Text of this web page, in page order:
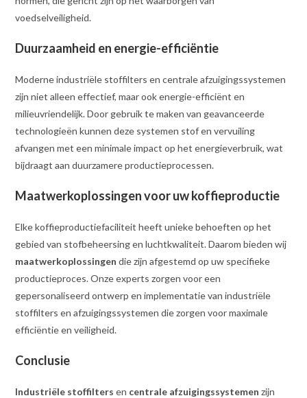
voedselveiligheid.
Duurzaamheid en energie-efficiëntie
Moderne industriële stoffilters en centrale afzuigingssystemen
zijn niet alleen effectief, maar ook energie-efficiënt en
milieuvriendelijk. Door gebruik te maken van geavanceerde
technologieën kunnen deze systemen stof en vervuiling
afvangen met een minimale impact op het energieverbruik, wat
bijdraagt aan duurzamere productieprocessen.
Maatwerkoplossingen voor uw koffieproductie
Elke koffieproductiefaciliteit heeft unieke behoeften op het
gebied van stofbeheersing en luchtkwaliteit. Daarom bieden wij
maatwerkoplossingen die zijn afgestemd op uw specifieke
productieproces. Onze experts zorgen voor een
gepersonaliseerd ontwerp en implementatie van industriële
stoffilters en afzuigingssystemen die zorgen voor maximale
efficiëntie en veiligheid.
Conclusie
Industriële stoffilters en centrale afzuigingssystemen zijn